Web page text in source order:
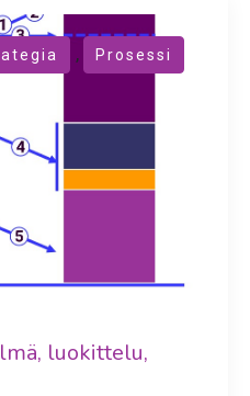
, Prosessi
luokittelu,